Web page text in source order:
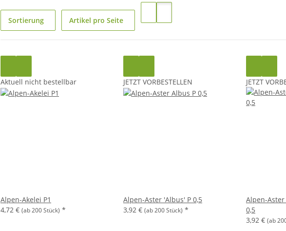
Sortierung Artikel pro Seite
Aktuell nicht bestellbar
Alpen-Akelei P1
4,72 € (ab 200 Stück) *
JETZT VORBESTELLEN
Alpen-Aster 'Albus' P 0,5
3,92 € (ab 200 Stück) *
JETZT
Alpen-Aster
0,5
3,92 € (ab